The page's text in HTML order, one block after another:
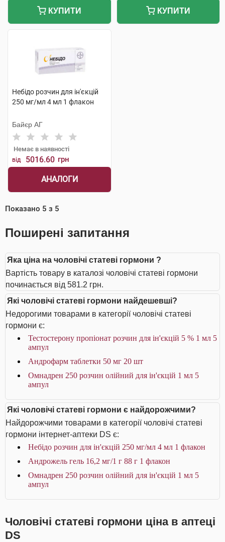
КУПИТИ КУПИТИ
Небідо розчин для ін'єкцій
250 мг/мл 4 мл 1 флакон
Байєр АГ
Немає в наявності
від 5016.60 грн
АНАЛОГИ
Показано 5 з 5
Поширені запитання
Яка ціна на чоловічі статеві гормони ?
Вартість товару в каталозі чоловічі статеві гормони
починається від 581.2 грн.
Які чоловічі статеві гормони найдешевші?
Недорогими товарами в категорії чоловічі статеві
гормони є:
Тестостерону пропіонат розчин для ін'єкцій 5 % 1 мл 5
ампул
Андрофарм таблетки 50 мг 20 шт
Омнадрен 250 розчин олійний для ін'єкцій 1 мл 5
ампул
Які чоловічі статеві гормони є найдорожчими?
Найдорожчими товарами в категорії чоловічі статеві
гормони інтернет-аптеки DS є:
Небідо розчин для ін'єкцій 250 мг/мл 4 мл 1 флакон
Андрожель гель 16,2 мг/1 г 88 г 1 флакон
Омнадрен 250 розчин олійний для ін'єкцій 1 мл 5
ампул
Чоловічі статеві гормони ціна в аптеці
DS